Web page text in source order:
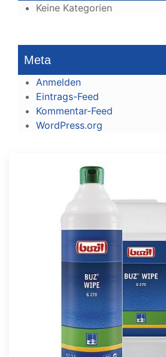
Keine Kategorien
Meta
Anmelden
Eintrags-Feed
Kommentar-Feed
WordPress.org